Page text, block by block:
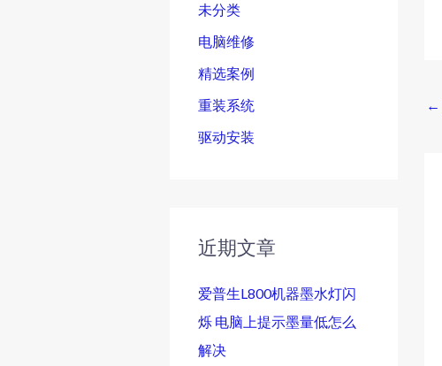
未分类
电脑维修
精选案例
重装系统
驱动安装
近期文章
爱普生L800机器墨水灯闪
烁 电脑上提示墨量低怎么
解决
←